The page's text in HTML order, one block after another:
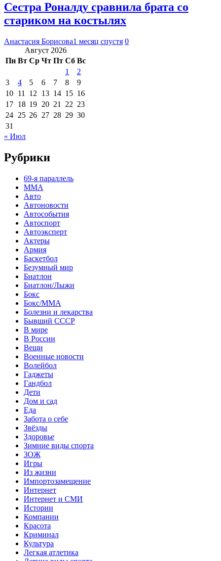
Сестра Роналду сравнила брата со
стариком на костылях
Анастасия Борисова1 месяц спустя 0
Август 2026
Пн Вт Ср Чт Пт Сб Вс
1
2
3
4 5 6 7 8
9
10 11 12 13 14 15 16
17 18 19 20 21 22 23
24 25 26 27 28 29 30
31
« Июл
Рубрики
69-я параллель
MMA
Авто
Автоновости
Автособытия
Автоспорт
Автоэксперт
Актеры
Армия
Баскетбол
Безумный мир
Биатлон
Биатлон/Лыжи
Бокс
Бокс/MMA
Болезни и лекарства
Бывший СССР
В мире
В России
Вещи
Военные новости
Волейбол
Гаджеты
Гандбол
Дети
Дом и сад
Еда
Забота о себе
Звёзды
Здоровье
Зимние виды спорта
ЗОЖ
Игры
Из жизни
Импортозамещение
Интернет
Интернет и СМИ
Истории
Компании
Красота
Криминал
Культура
Легкая атлетика